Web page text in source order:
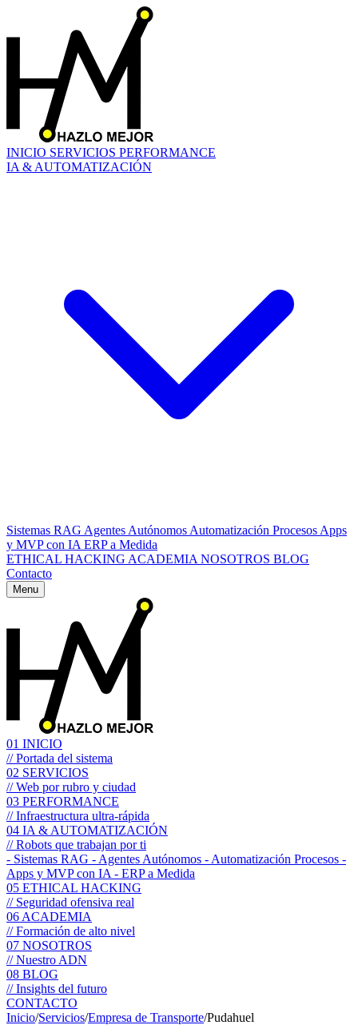
INICIO SERVICIOS PERFORMANCE
IA & AUTOMATIZACIÓN
Sistemas RAG Agentes Autónomos Automatización Procesos Apps
y MVP con IA ERP a Medida
ETHICAL HACKING ACADEMIA NOSOTROS BLOG
Contacto
Menu
01 INICIO
// Portada del sistema
02 SERVICIOS
// Web por rubro y ciudad
03 PERFORMANCE
// Infraestructura ultra-rápida
04 IA & AUTOMATIZACIÓN
// Robots que trabajan por ti
- Sistemas RAG - Agentes Autónomos - Automatización Procesos -
Apps y MVP con IA - ERP a Medida
05 ETHICAL HACKING
// Seguridad ofensiva real
06 ACADEMIA
// Formación de alto nivel
07 NOSOTROS
// Nuestro ADN
08 BLOG
// Insights del futuro
CONTACTO
Inicio/Servicios/Empresa de Transporte/Pudahuel